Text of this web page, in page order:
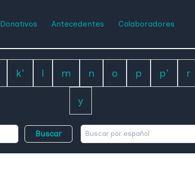
Donativos Antecedentes Colaboradores
k' l m n o p p' r
y
Buscar